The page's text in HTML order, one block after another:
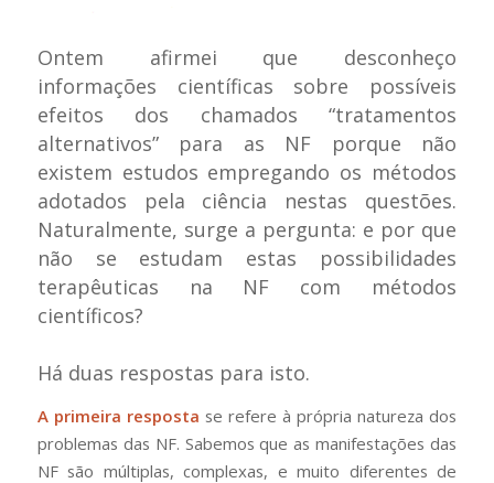
Ontem afirmei que desconheço
informações científicas sobre possíveis
efeitos dos chamados “tratamentos
alternativos” para as NF porque não
existem estudos empregando os métodos
adotados pela ciência nestas questões.
Naturalmente, surge a pergunta: e por que
não se estudam estas possibilidades
terapêuticas na NF com métodos
científicos?
Há duas respostas para isto.
A primeira resposta se refere à própria natureza dos
problemas das NF. Sabemos que as manifestações das
NF são múltiplas, complexas, e muito diferentes de